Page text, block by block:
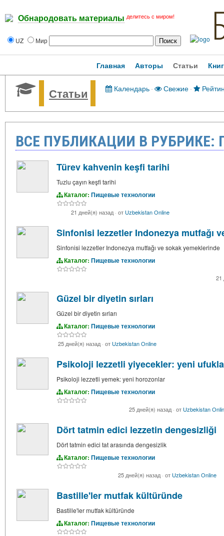
Обнародовать материалы делитесь с миром!
UZ Мир
Главная Авторы Статьи
Статьи Календарь· Свежие·
ВСЕ ПУБЛИКАЦИИ В
Türev kahvenin keşfi tarihi
Tuzlu çayın keşfi tarihi
Каталог: Пищевые технологии
21 дней(я) назад · от Uzbekistan Online
Sinfonisi lezzetler Indonezya mutfağı
Sinfonisi lezzetler Indonezya mutfağı ve sokak yemeklerinde
Каталог: Пищевые технологии
21
Güzel bir diyetin sırları
Güzel bir diyetin sırları
Каталог: Пищевые технологии
25 дней(я) назад · от Uzbekistan Online
Psikoloji lezzetli yiyecekler: yeni
Psikoloji lezzetli yemek: yeni horozonlar
Каталог: Пищевые технологии
25 дней(я) назад · от Uzbekistan
Dört tatmin edici lezzetin dengesizliği
Dört tatmin edici tat arasında dengesizlik
Каталог: Пищевые технологии
25 дней(я) назад · от Uzbekistan Online
Bastille'ler mutfak kültüründe
Bastille'ler mutfak kültüründe
Каталог: Пищевые технологии